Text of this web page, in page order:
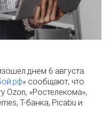
днем 6 августа.
» сообщают, что
«Ростелекома»,
Т-банка, Picabu и